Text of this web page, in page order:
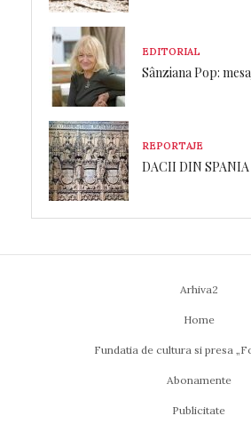
EDITORIAL
Sânziana Pop:
REPORTAJE
DACII DIN
Arhiva2
Home
Fundatia de cultura si presa
Abonamente
Publicitate